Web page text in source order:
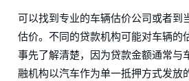
可以找到专业的车辆估价公司或者到
估价。不同的贷款机构可能对车辆的
事先了解清楚，因为贷款金额通常与
融机构以汽车作为单一抵押方式发放